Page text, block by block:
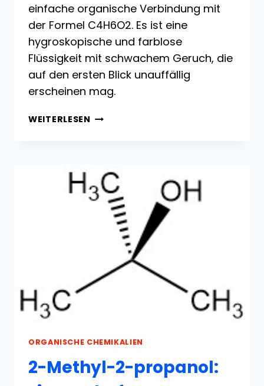
einfache organische Verbindung mit
der Formel C4H6O2. Es ist eine
hygroskopische und farblose
Flüssigkeit mit schwachem Geruch, die
auf den ersten Blick unauffällig
erscheinen mag.
WEITERLESEN BUTYROLACTON:
VERWENDUNG
ORGANISCHE CHEMIKALIEN
2-Methyl-2-propanol: